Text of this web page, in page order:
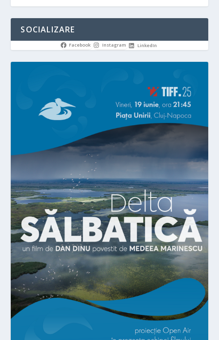
SOCIALIZARE
Facebook Instagram LinkedIn